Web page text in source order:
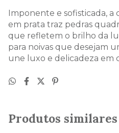
Imponente e sofisticada, a
em prata traz pedras
que refletem o brilho da
para noivas que desejam
une luxo e delicadeza em
Produtos similares